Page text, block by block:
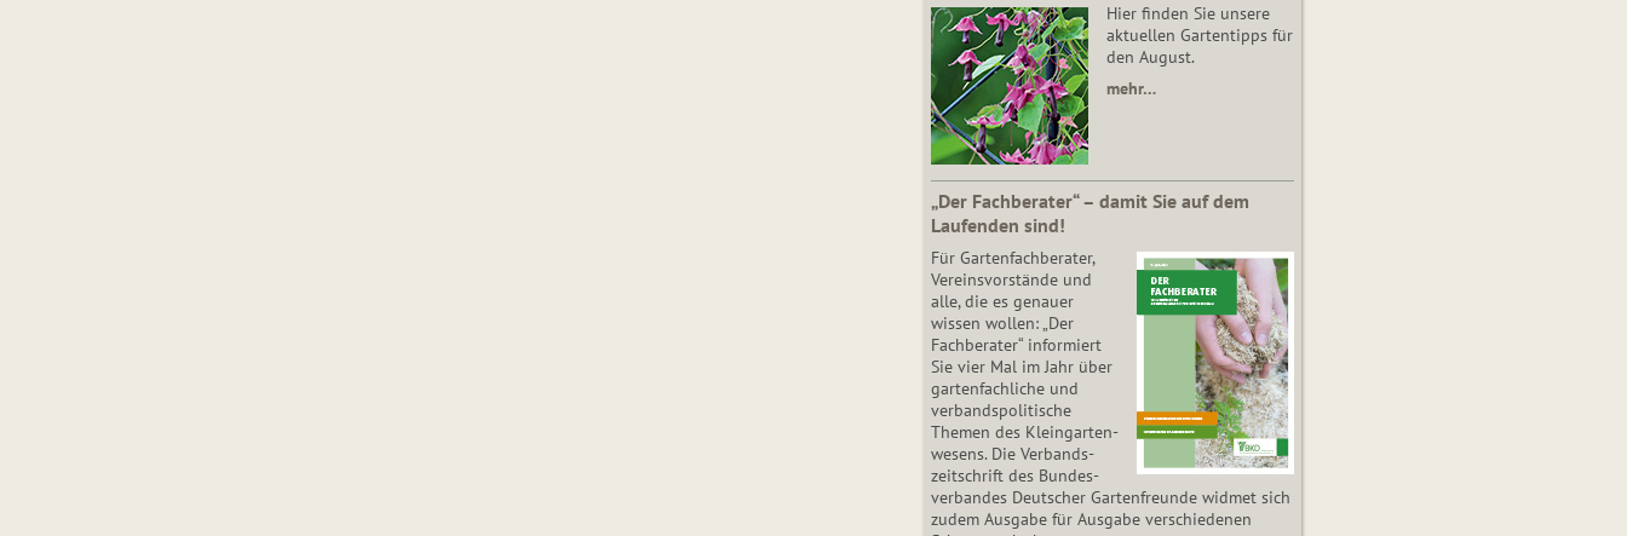
Hier finden Sie unsere
aktuellen Gartentipps für
den August.
mehr…
„Der Fachberater“ – damit Sie auf dem
Laufenden sind!
Für Gartenfachberater,
Vereinsvorstände und
alle, die es genauer
wissen wollen: „Der
Fachberater“ informiert
Sie vier Mal im Jahr über
gartenfachliche und
verbandspolitische
Themen des Klein­gar­ten­
wesens. Die Ver­bands­
zeit­schrift des Bun­des­
ver­ban­des Deutscher Gartenfreunde widmet sich
zudem Ausgabe für Ausgabe verschiedenen